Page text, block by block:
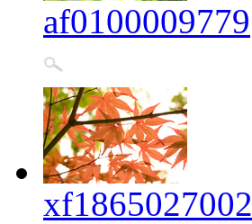
af0100009779
xf1865027002